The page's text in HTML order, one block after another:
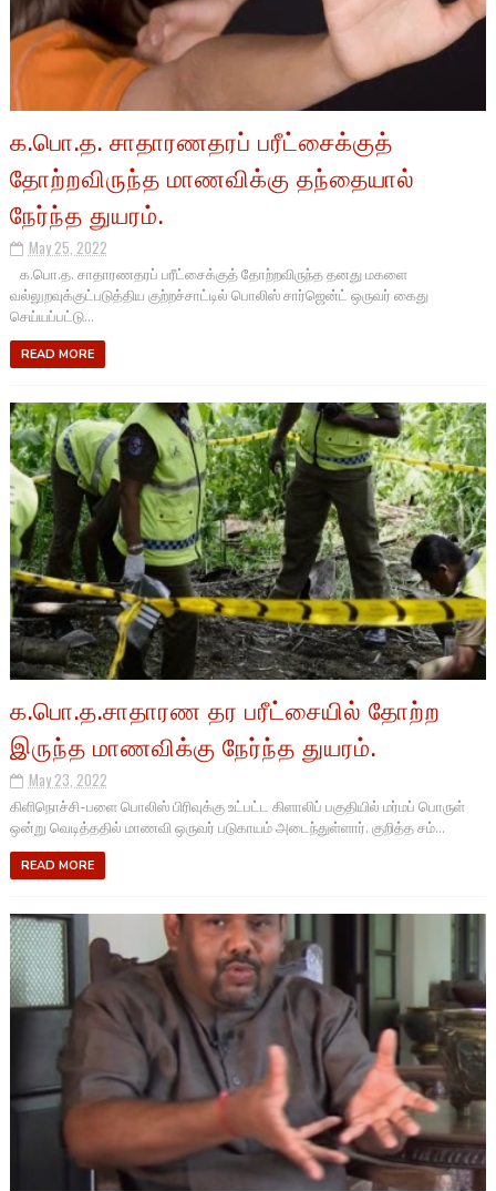
க.பொ.த. சாதாரணதரப் பரீட்சைக்குத்
தோற்றவிருந்த மாணவிக்கு தந்தையால்
நேர்ந்த துயரம்.
May 25, 2022
க.பொ.த. சாதாரணதரப் பரீட்சைக்குத் தோற்றவிருந்த தனது மகளை
வல்லுறவுக்குட்படுத்திய குற்றச்சாட்டில் பொலிஸ் சார்ஜென்ட் ஒருவர் கைது
செய்யப்பட்டு...
READ MORE
க.பொ.த.சாதாரண தர பரீட்சையில் தோற்ற
இருந்த மாணவிக்கு நேர்ந்த துயரம்.
May 23, 2022
கிளிநொச்சி-பளை பொலிஸ் பிரிவுக்கு உட்பட்ட கிளாலிப் பகுதியில் மர்மப் பொருள்
ஒன்று வெடித்ததில் மாணவி ஒருவர் படுகாயம் அடைந்துள்ளார். குறித்த சம்...
READ MORE